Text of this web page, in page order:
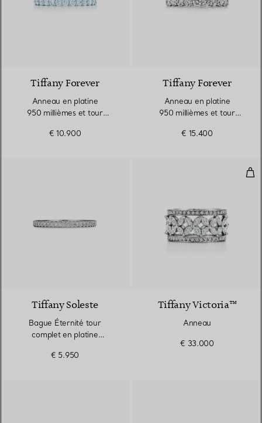
Tiffany Forever
Anneau en platine
950 millièmes et tour
Largeur
€ 10.900
Tiffany Forever
Anneau en platine
950 millièmes et tour
Largeur
€ 15.400
Tiffany Soleste
Bague Éternité tour
complet en platine
Largeur
€ 5.950
Tiffany Victoria™
Anneau
€ 33.000